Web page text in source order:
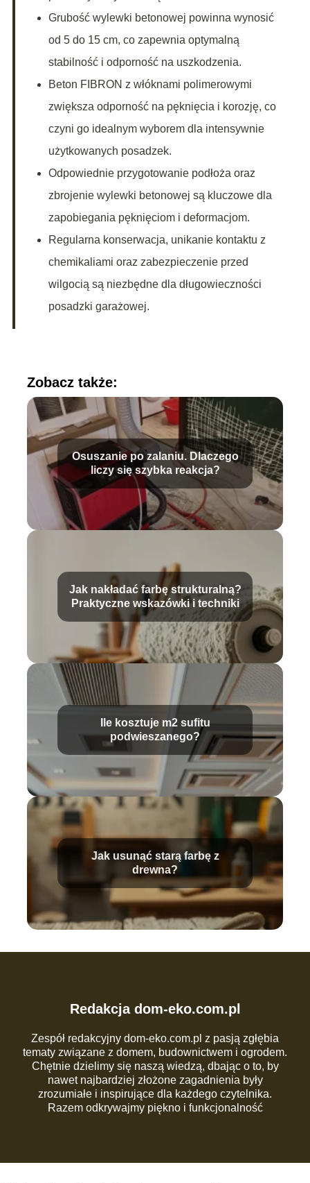
Grubość wylewki betonowej powinna wynosić
od 5 do 15 cm, co zapewnia optymalną
stabilność i odporność na uszkodzenia.
Beton FIBRON z włóknami polimerowymi
zwiększa odporność na pęknięcia i korozję, co
czyni go idealnym wyborem dla intensywnie
użytkowanych posadzek.
Odpowiednie przygotowanie podłoża oraz
zbrojenie wylewki betonowej są kluczowe dla
zapobiegania pęknięciom i deformacjom.
Regularna konserwacja, unikanie kontaktu z
chemikaliami oraz zabezpieczenie przed
wilgocią są niezbędne dla długowieczności
posadzki garażowej.
Zobacz także:
Osuszanie po zalaniu. Dlaczego
liczy się szybka reakcja?
Jak nakładać farbę strukturalną?
Praktyczne wskazówki i techniki
Ile kosztuje m2 sufitu
podwieszanego?
Jak usunąć starą farbę z
drewna?
Redakcja dom-eko.com.pl
Zespół redakcyjny dom-eko.com.pl z pasją zgłębia
tematy związane z domem, budownictwem i ogrodem.
Chętnie dzielimy się naszą wiedzą, dbając o to, by
nawet najbardziej złożone zagadnienia były
zrozumiałe i inspirujące dla każdego czytelnika.
Razem odkrywajmy piękno i funkcjonalność